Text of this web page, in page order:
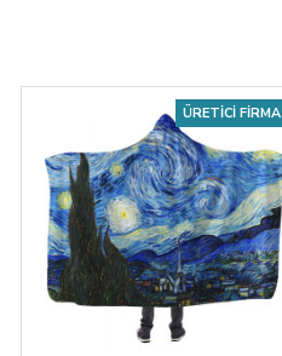
ÜRETICI FIRMA